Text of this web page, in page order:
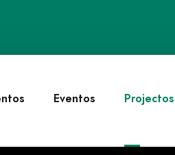
Eventos Projectos